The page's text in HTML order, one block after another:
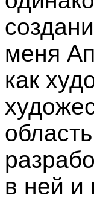
меня
как
в ней и